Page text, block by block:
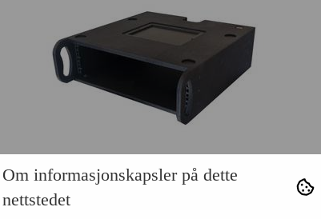
Om informasjonskapsler på dette
nettstedet